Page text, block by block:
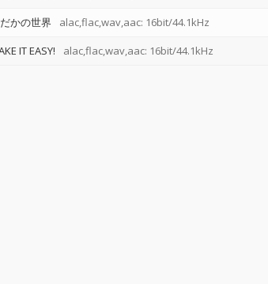
かの世界 alac,flac,wav,aac: 16bit/44.1kHz
IT EASY! alac,flac,wav,aac: 16bit/44.1kHz